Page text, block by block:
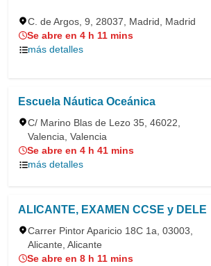
C. de Argos, 9, 28037, Madrid, Madrid
Se abre en 4 h 11 mins
más detalles
Escuela Náutica Oceánica
C/ Marino Blas de Lezo 35, 46022,
Valencia, Valencia
Se abre en 4 h 41 mins
más detalles
ALICANTE, EXAMEN CCSE y DELE
Carrer Pintor Aparicio 18C 1a, 03003,
Alicante, Alicante
Se abre en 8 h 11 mins